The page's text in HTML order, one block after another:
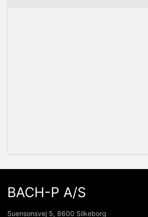
BACH-P A/S
Suensonsvej 5, 8600 Silkeborg